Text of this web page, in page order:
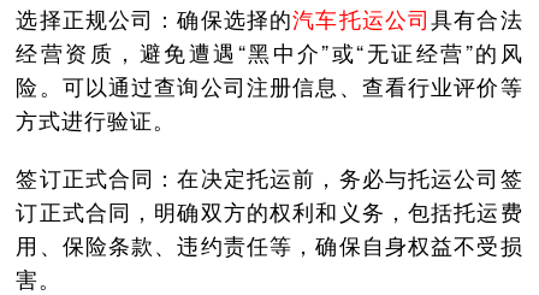
选择正规公司：确保选择的汽车托运公司具有合法
经营资质，避免遭遇“黑中介”或“无证经营”的风
险。可以通过查询公司注册信息、查看行业评价等
方式进行验证。
签订正式合同：在决定托运前，务必与托运公司签
订正式合同，明确双方的权利和义务，包括托运费
用、保险条款、违约责任等，确保自身权益不受损
害。